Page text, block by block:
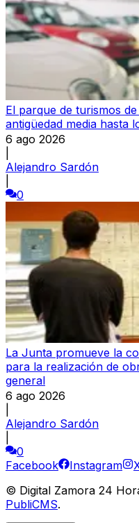
El parque de turismos
antigüedad media hasta
6 ago 2026
Alejandro Sardón
0
La Junta promueve la
para la realización de
general
6 ago 2026
Alejandro Sardón
0
Facebook
Instagram
© Digital Zamora 24
PubliCMS.